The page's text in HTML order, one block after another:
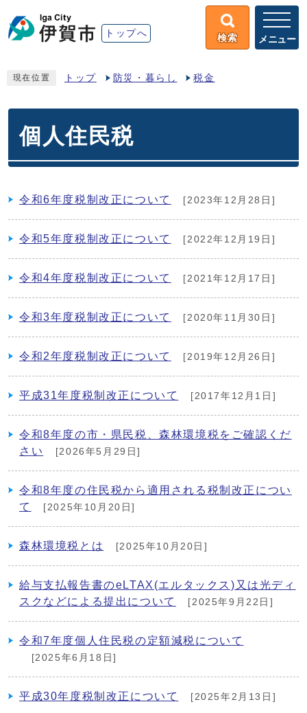
トップへ 検索 メニュー
現在位置 トップ 防災・暮らし 税金
個人住民税
令和6年度税制改正について [2023年12月28日]
令和5年度税制改正について [2022年12月19日]
令和4年度税制改正について [2021年12月17日]
令和3年度税制改正について [2020年11月30日]
令和2年度税制改正について [2019年12月26日]
平成31年度税制改正について [2017年12月1日]
令和8年度の市・県民税、森林環境税をご確認くだ
さい
[2026年5月29日]
令和8年度の住民税から適用される税制改正につい
て
[2025年10月20日]
森林環境税とは [2025年10月20日]
給与支払報告書のeLTAX(エルタックス)又は光ディ
スクなどによる提出について
[2025年9月22日]
令和7年度個人住民税の定額減税について
[2025年6月18日]
平成30年度税制改正について [2025年2月13日]